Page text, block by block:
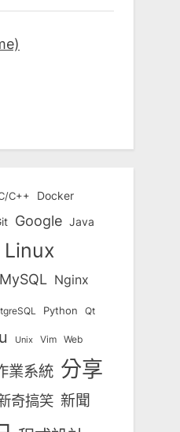
C++ Docker
Google Java
Linux
MySQL Nginx
Python Qt
Unix Vim Web
業系統 分享
奇搞笑 新聞